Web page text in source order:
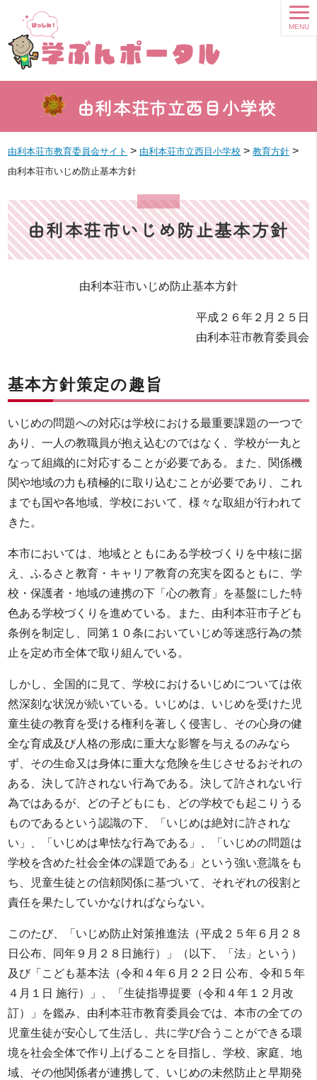
由利本荘市立西目小学校
MENU
由利本荘市教育委員会サイト > 由利本荘市立西目小学校 >教育方針 >
由利本荘市いじめ防止基本方針
由利本荘市いじめ防止基本方針
由利本荘市いじめ防止基本方針
平成２６年２月２５日
由利本荘市教育委員会
基本方針策定の趣旨
いじめの問題への対応は学校における最重要課題の一つで
あり、一人の教職員が抱え込むのではなく、学校が一丸と
なって組織的に対応することが必要である。また、関係機
関や地域の力も積極的に取り込むことが必要であり、これ
までも国や各地域、学校において、様々な取組が行われて
きた。
本市においては、地域とともにある学校づくりを中核に据
え、ふるさと教育・キャリア教育の充実を図るともに、学
校・保護者・地域の連携の下「心の教育」を基盤にした特
色ある学校づくりを進めている。また、由利本荘市子ども
条例を制定し、同第１０条においていじめ等迷惑行為の禁
止を定め市全体で取り組んでいる。
しかし、全国的に見て、学校におけるいじめについては依
然深刻な状況が続いている。いじめは、いじめを受けた児
童生徒の教育を受ける権利を著しく侵害し、その心身の健
全な育成及び人格の形成に重大な影響を与えるのみなら
ず、その生命又は身体に重大な危険を生じさせるおそれの
ある、決して許されない行為である。決して許されない行
為ではあるが、どの子どもにも、どの学校でも起こりうる
ものであるという認識の下、「いじめは絶対に許されな
い」、「いじめは卑怯な行為である」、「いじめの問題は
学校を含めた社会全体の課題である」という強い意識をも
ち、児童生徒との信頼関係に基づいて、それぞれの役割と
責任を果たしていかなければならない。
このたび、「いじめ防止対策推進法（平成２５年６月２８
日公布、同年９月２８日施行）」（以下、「法」という）
及び「こども基本法（令和４年６月２２日 公布、令和５年
４月１日 施行）」、「生徒指導提要（令和４年１２月改
訂）」を鑑み、由利本荘市教育委員会では、本市の全ての
児童生徒が安心して生活し、共に学び合うことができる環
境を社会全体で作り上げることを目指し、学校、家庭、地
域、その他関係者が連携して、いじめの未然防止と早期発